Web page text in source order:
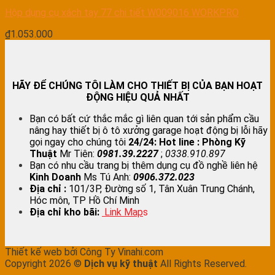
Hộp dụng cụ xách tay 77 chi tiết W009016 WORKPRO
₫1.053.000
HÃY ĐỂ CHÚNG TÔI LÀM CHO THIẾT BỊ CỦA BẠN HOẠT
ĐỘNG HIỆU QUẢ NHẤT
Bạn có bất cứ thắc mắc gì liên quan tới sản phẩm cầu
nâng hay thiết bị ô tô xưởng garage hoạt động bị lỗi hãy
gọi ngay cho chúng tôi 24/24: Hot line : Phòng Kỹ
Thuật Mr Tiên: 0981.39.2227; 0338.910.897
Bạn có nhu cầu trang bị thêm dụng cụ đồ nghề liên hệ
Kinh Doanh Ms Tú Anh: 0906.372.023
Địa chỉ : 101/3P, Đường số 1, Tân Xuân Trung Chánh,
Hóc môn, TP Hồ Chí Minh
Địa chỉ kho bãi: Link Maps
Thiết kế web bởi Công Ty Vinahi.com
Copyright 2026 © Dịch vụ kỹ thuật All Rights Reserved.